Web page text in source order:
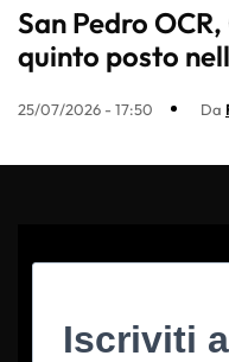
San Pedro
quinto posto
25/07/2026 - 17:50 Da
Iscriviti